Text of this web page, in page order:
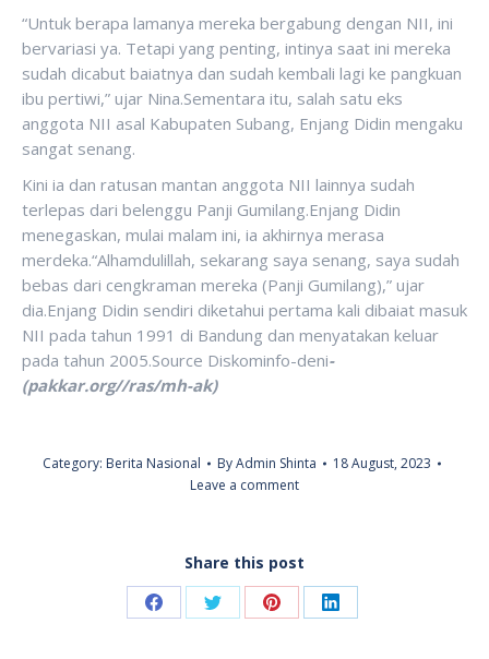
“Untuk berapa lamanya mereka bergabung dengan NII, ini
bervariasi ya. Tetapi yang penting, intinya saat ini mereka
sudah dicabut baiatnya dan sudah kembali lagi ke pangkuan
ibu pertiwi,” ujar Nina.Sementara itu, salah satu eks
anggota NII asal Kabupaten Subang, Enjang Didin mengaku
sangat senang.
Kini ia dan ratusan mantan anggota NII lainnya sudah
terlepas dari belenggu Panji Gumilang.Enjang Didin
menegaskan, mulai malam ini, ia akhirnya merasa
merdeka.“Alhamdulillah, sekarang saya senang, saya sudah
bebas dari cengkraman mereka (Panji Gumilang),” ujar
dia.Enjang Didin sendiri diketahui pertama kali dibaiat masuk
NII pada tahun 1991 di Bandung dan menyatakan keluar
pada tahun 2005.Source Diskominfo-deni-
(pakkar.org//ras/mh-ak)
Category: Berita Nasional ByAdmin Shinta
18 August, 2023
Leave a comment
Share this post
Share Share Share Share